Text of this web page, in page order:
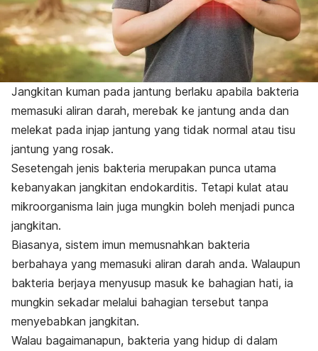
Jangkitan kuman pada jantung berlaku apabila bakteria
memasuki aliran darah, merebak ke jantung anda dan
melekat pada injap jantung yang tidak normal atau tisu
jantung yang rosak.
Sesetengah jenis bakteria merupakan punca utama
kebanyakan jangkitan endokarditis. Tetapi kulat atau
mikroorganisma lain juga mungkin boleh menjadi punca
jangkitan.
Biasanya, sistem imun memusnahkan bakteria
berbahaya yang memasuki aliran darah anda. Walaupun
bakteria berjaya menyusup masuk ke bahagian hati, ia
mungkin sekadar melalui bahagian tersebut tanpa
menyebabkan jangkitan.
Walau bagaimanapun, bakteria yang hidup di dalam